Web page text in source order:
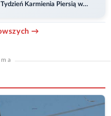
Karmienia Piersią w
→